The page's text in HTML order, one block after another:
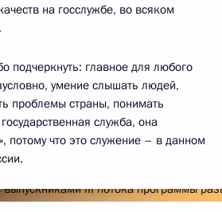
на госслужбе, во всяком
подчеркнуть: главное для любого
умение слышать людей,
проблемы страны, понимать
служба, она
потому что это служение – в данном